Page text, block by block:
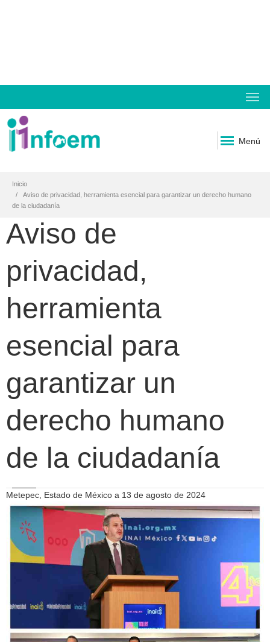
Menú
Inicio
Aviso de privacidad, herramienta esencial para garantizar un derecho humano
de la ciudadanía
Aviso de
privacidad,
herramienta
esencial para
garantizar un
derecho humano
de la ciudadanía
Metepec, Estado de México a 13 de agosto de 2024